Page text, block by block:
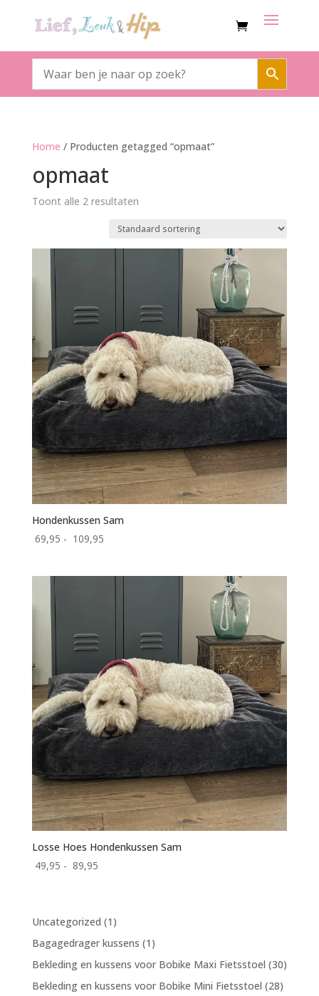
Home / Producten getagged “opmaat”
opmaat
Toont alle 2 resultaten
Hondenkussen Sam
69,95 - 109,95Prijsklasse:
Losse Hoes Hondenkussen Sam
49,95 - 89,95Prijsklasse:
Uncategorized 1 1
product
Bagagedrager kussens 1 1
product
Bekleding en kussens voor Bobike Maxi Fietsstoel 3030
Bekleding en kussens voor Bobike Mini Fietsstoel 2828